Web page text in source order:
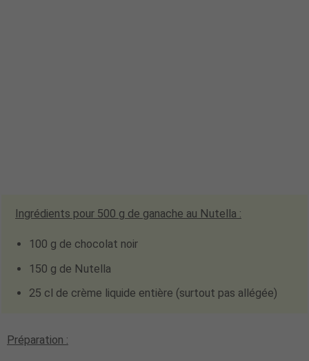
Ingrédients pour 500 g de ganache au Nutella :
100 g de chocolat noir
150 g de Nutella
25 cl de crème liquide entière (surtout pas allégée)
Préparation :